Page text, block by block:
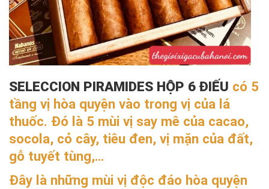
SELECCION PIRAMIDES HỘP 6 ĐIẾU có 5
tầng vị hòa quyện vào trong vị của lá
thuốc. Đó là 5 mùi vị say mê của cacao,
socola, cỏ cây, tiêu đen, vị mặn của đất,
gỗ tuyết tùng,…
Đây là những mùi vị độc đáo hòa quyện